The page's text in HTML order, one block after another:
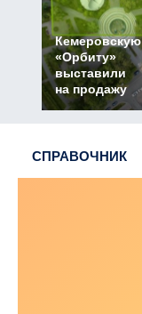
Кемеровскую
«Орбиту»
выставили
на продажу
СПРАВОЧНИК